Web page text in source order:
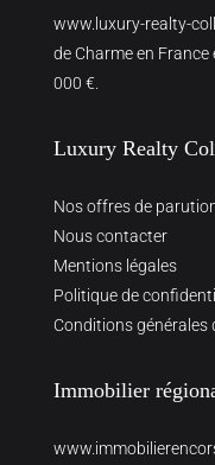
www.luxury-realty-
de Charme en
000 €.
Luxury Realty
Nos offres de
Nous contacter
Mentions légales
Politique de
Conditions générales
Immobilier